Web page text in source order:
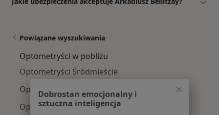
Powiązane wyszukiwania
Optometryści w pobliżu
Optometryści Śródmieście
Optometryści Praga-Południe
Optometryści Mokotów
Dobrostan emocjonalny i
sztuczna inteligencja